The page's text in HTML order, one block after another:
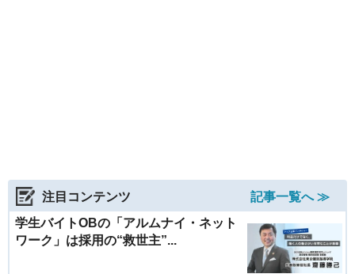
注目コンテンツ
記事一覧へ ≫
学生バイトOBの「アルムナイ・ネット
ワーク」は採用の“救世主”...